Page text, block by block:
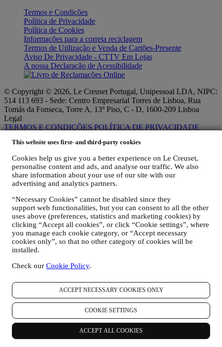
This website uses first- and third-party cookies
Cookies help us give you a better experience on Le Creuset,
personalise content and ads, and analyse our traffic. We also
share information about your use of our site with our
advertising and analytics partners.
“Necessary Cookies” cannot be disabled since they
support web functionalities, but you can consent to all the other
uses above (preferences, statistics and marketing cookies) by
clicking “Accept all cookies”, or click “Cookie settings”, where
you manage each cookie category, or “Accept necessary
cookies only”, so that no other category of cookies will be
installed.
Check our Cookie Policy.
ACCEPT NECESSARY COOKIES ONLY
COOKIE SETTINGS
ACCEPT ALL COOKIES
Termos e Condições
Política de Privacidade
Política de Cookies
Informações para a correta reciclagem
Termos de Utilização e Venda de Cartões-Presente
Aviso De Privacidade - CTTV Em Lojas
A nossa Declaração de Acessibilidade
© Copyright © 2026, Le Creuset Portugal, Unipessoal LDA, NIPC:
514 113 693 - Sede: Centro Empresarial Torres de Lisboa, Rua
Tomás da Fonseca, Torre A, 13º Piso, C - D, 1600-209 Lisboa
Legal
TERMOS E CONDIÇÕES POLÍTICA DE PRIVACIDADE
Declaração de Acessibilidade
Aviso De Privacidade Le Creuset
A política de privacidade que se segue aplica-se a consumidores.
Caso seja nosso parceiro de negócio, consulte a Política de
Privacidade B2Baqui.
Prometemos respeitar a sua privacidade e proteger seus dados
pessoais! Estaremos sempre abertos sobre como e porque usamos os
seus dados.
Segurança na compra on-line é a nossa prioridade.
Os seus dados pessoais são mantidos em segurança e em estrita
confiança, de acordo com a legislação europeia e nacional sobre
compra on-line; portanto, usamos a tecnologia mais recente para
Utilizamos dados para facilitar a sua compra e adaptada a si
Analisamos como os usuários usam o nosso site e serviços para
tornar as coisas mais fáceis e mais interessantes
Utilizamos dados para tornar a culinária com a Le Creuset uma
experiência mais interessante e para informar novidades e ofertas
Se decidir fazer parte do nosso banco de dados de clientes do grupo
e receber as newsletters comunicações de marketing da Le Creuset,